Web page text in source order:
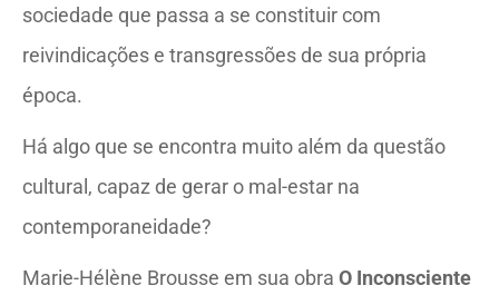
sociedade que passa a se constituir com
reivindicações e transgressões de sua própria
época.
Há algo que se encontra muito além da questão
cultural, capaz de gerar o mal-estar na
contemporaneidade?
Marie-Hélène Brousse em sua obra O Inconsciente